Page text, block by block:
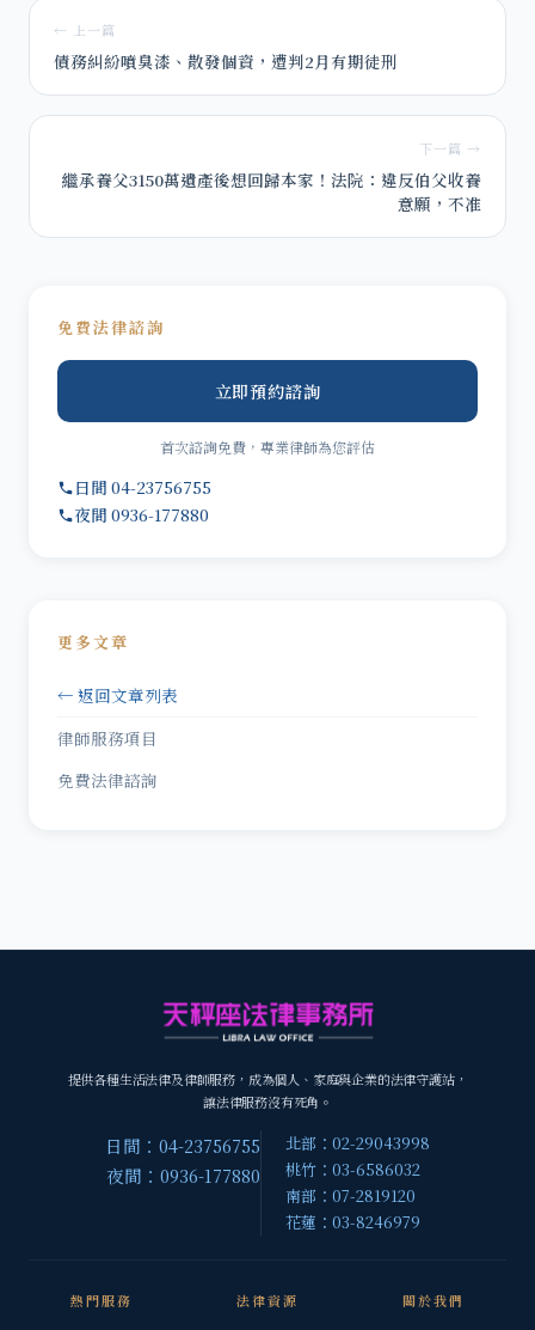
← 上一篇
債務糾紛噴臭漆、散發個資，遭判2月有期徒刑
下一篇 →
繼承養父3150萬遺產後想回歸本家！法院：違反伯父收養
意願，不准
免費法律諮詢
立即預約諮詢
首次諮詢免費，專業律師為您評估
日間 04-23756755
夜間 0936-177880
更多文章
← 返回文章列表
律師服務項目
免費法律諮詢
提供各種生活法律及律師服務，成為個人、家庭與企業的法律守護站，
讓法律服務沒有死角。
日間：04-23756755
夜間：0936-177880
北部：02-29043998
桃竹：03-6586032
南部：07-2819120
花蓮：03-8246979
熱門服務 法律資源 關於我們